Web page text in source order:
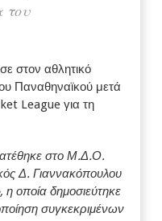
του
στον αθλητικό
Παναθηναϊκού μετά
League για τη
στο Μ.Δ.Ο.
Δ. Γιαννακόπουλου
δημοσιεύτηκε
συγκεκριμένων